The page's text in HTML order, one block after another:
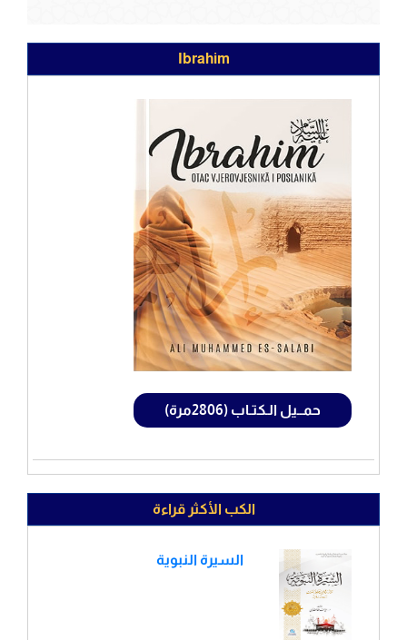
Ibrahim
حمــيل الـكتـاب (2806مرة)
الكب الأكثر قراءة
السيرة النبوية